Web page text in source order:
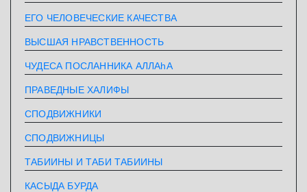
ЕГО ЧЕЛОВЕЧЕСКИЕ КАЧЕСТВА
ВЫСШАЯ НРАВСТВЕННОСТЬ
ЧУДЕСА ПОСЛАННИКА АЛЛАhА
ПРАВЕДНЫЕ ХАЛИФЫ
СПОДВИЖНИКИ
СПОДВИЖНИЦЫ
ТАБИИНЫ И ТАБИ ТАБИИНЫ
КАСЫДА БУРДА